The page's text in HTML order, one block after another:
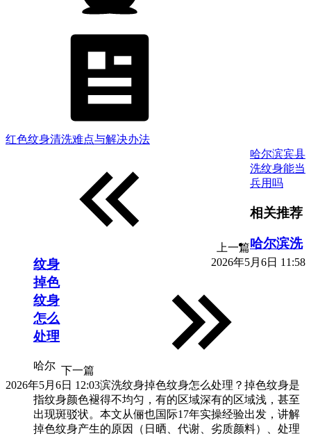
红色纹身清洗难点与解决办法
上一篇
2026年5月6日 11:58
哈尔滨宾县
洗纹身能当
兵用吗
下一篇
2026年5月6日 12:03
相关推荐
哈尔滨洗
纹身
掉色
纹身
怎么
处理
哈尔
滨洗纹身掉色纹身怎么处理？掉色纹身是
指纹身颜色褪得不均匀，有的区域深有的区域浅，甚至
出现斑驳状。本文从俪也国际17年实操经验出发，讲解
掉色纹身产生的原因（日晒、代谢、劣质颜料）、处理